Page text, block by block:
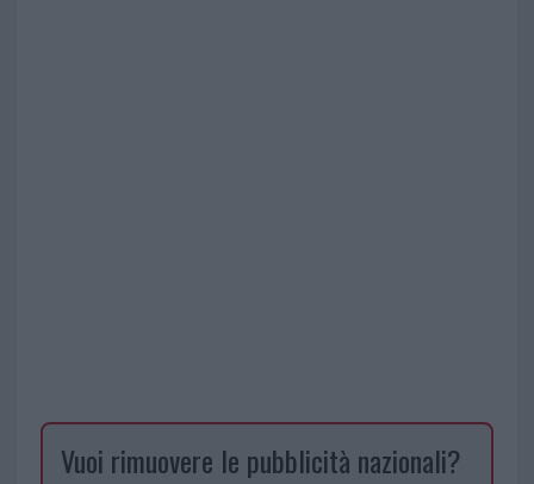
Vuoi rimuovere le pubblicità nazionali?